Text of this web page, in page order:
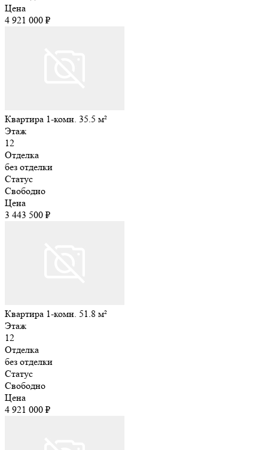
Цена
4 921 000 ₽
Квартира 1-комн. 35.5 м²
Этаж
12
Отделка
без отделки
Статус
Свободно
Цена
3 443 500 ₽
Квартира 1-комн. 51.8 м²
Этаж
12
Отделка
без отделки
Статус
Свободно
Цена
4 921 000 ₽